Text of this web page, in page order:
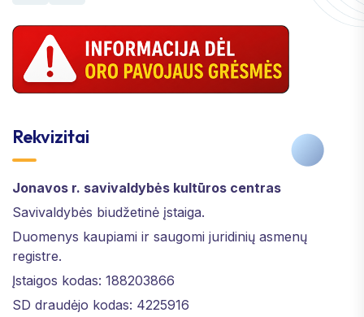
Rekvizitai
Jonavos r. savivaldybės kultūros centras
Savivaldybės biudžetinė įstaiga.
Duomenys kaupiami ir saugomi juridinių asmenų
registre.
Įstaigos kodas: 188203866
SD draudėjo kodas: 4225916